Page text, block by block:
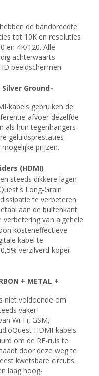
de bandbreedte
tot 10K en resoluties
en 4K/120. Alle
achterwaarts
beeldschermen.
Ground-
kabels gebruiken de
afvoer dezelfde
als hun tegenhangers
geluidsprestaties
prijzen.
(HDMI)
steeds dikkere lagen
Long-Grain
te verbeteren.
aan de buitenkant
van algehele
kosteneffectieve
kabel te
verzilverd koper
+ METAL +
niet voldoende om
vaker
Wi-Fi, GSM,
HDMI-kabels
om de RF-ruis te
door deze weg te
kwetsbare circuits.
laag hoog-